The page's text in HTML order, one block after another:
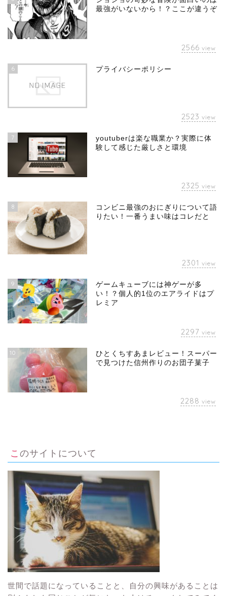
最強がいないから！？ここが違うぞ
2566 view
6 プライバシーポリシー
2523 view
7
youtuberは楽な職業か？実際に体
験して感じた厳しさと環境
2325 view
8
コンビニ最強のおにぎりについて語
りたい！一番うまい味はコレだと
2301 view
9
ゲームキューブには神ゲーが多
い！？個人的1位のエアライドはプ
レミア
2297 view
10
ひとくちすあまレビュー！スーパー
で見つけた信州作りのお団子菓子
2288 view
このサイトについて
世間で話題になっていることと、自分の興味があることは